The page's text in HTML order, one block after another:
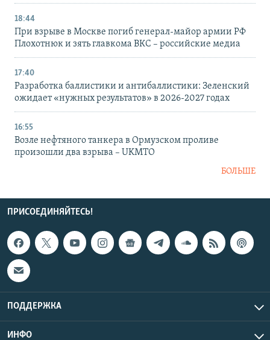
18:44
При взрыве в Москве погиб генерал-майор армии РФ
Плохотнюк и зять главкома ВКС – российские медиа
17:40
Разработка баллистики и антибаллистики: Зеленский
ожидает «нужных результатов» в 2026-2027 годах
16:55
Возле нефтяного танкера в Ормузском проливе
произошли два взрыва – UKMTO
БОЛЬШЕ
ПРИСОЕДИНЯЙТЕСЬ!
ПОДДЕРЖКА
ИНФО